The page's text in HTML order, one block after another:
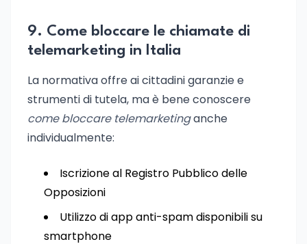
9. Come bloccare le chiamate di
telemarketing in Italia
La normativa offre ai cittadini garanzie e
strumenti di tutela, ma è bene conoscere
come bloccare telemarketinganche
individualmente:
Iscrizione al Registro Pubblico delle
Opposizioni
Utilizzo di app anti-spam disponibili su
smartphone